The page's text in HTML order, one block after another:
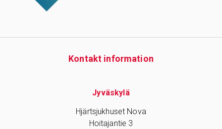
Kontakt information
Jyväskylä
Hjärtsjukhuset Nova
Hoitajantie 3